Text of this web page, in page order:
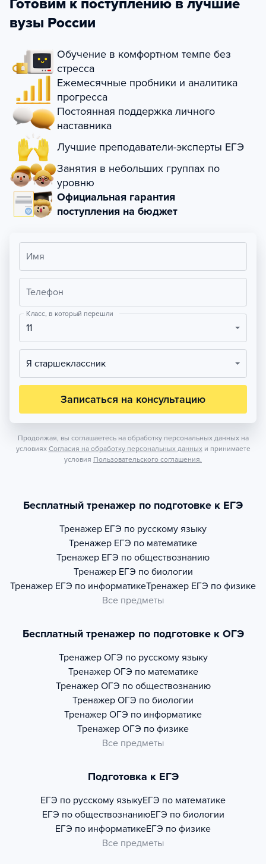
Готовим к поступлению в лучшие
вузы России
Обучение в комфортном темпе без
стресса
Ежемесячные пробники и аналитика
прогресса
Постоянная поддержка личного
наставника
Лучшие преподаватели-эксперты ЕГЭ
Занятия в небольших группах по
уровню
Официальная гарантия
поступления на бюджет
Имя
Телефон
Класс, в который перешли
11
Я старшеклассник
Записаться на консультацию
Продолжая, вы соглашаетесь на обработку персональных данных на
условиях Согласия на обработку персональных данных и принимаете
условия Пользовательского соглашения.
Бесплатный тренажер по подготовке к ЕГЭ
Тренажер ЕГЭ по русскому языку
Тренажер ЕГЭ по математике
Тренажер ЕГЭ по обществознанию
Тренажер ЕГЭ по биологии
Тренажер ЕГЭ по информатикеТренажер ЕГЭ по физике
Все предметы
Бесплатный тренажер по подготовке к ОГЭ
Тренажер ОГЭ по русскому языку
Тренажер ОГЭ по математике
Тренажер ОГЭ по обществознанию
Тренажер ОГЭ по биологии
Тренажер ОГЭ по информатике
Тренажер ОГЭ по физике
Все предметы
Подготовка к ЕГЭ
ЕГЭ по русскому языкуЕГЭ по математике
ЕГЭ по обществознаниюЕГЭ по биологии
ЕГЭ по информатикеЕГЭ по физике
Все предметы